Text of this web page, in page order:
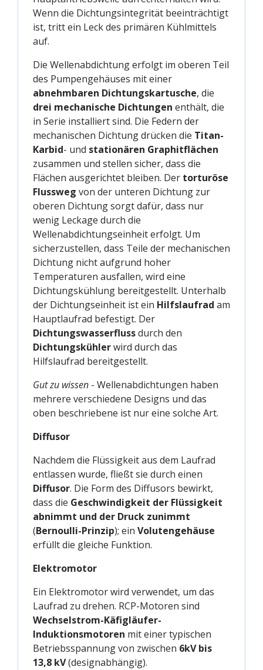
Wenn die Dichtungsintegrität beeinträchtigt
ist, tritt ein Leck des primären Kühlmittels
auf.
Die Wellenabdichtung erfolgt im oberen Teil
des Pumpengehäuses mit einer
abnehmbaren Dichtungskartusche, die
drei mechanische Dichtungen enthält, die
in Serie installiert sind. Die Federn der
mechanischen Dichtung drücken die Titan-
Karbid- und stationären Graphitflächen
zusammen und stellen sicher, dass die
Flächen ausgerichtet bleiben. Der torturöse
Flussweg von der unteren Dichtung zur
oberen Dichtung sorgt dafür, dass nur
wenig Leckage durch die
Wellenabdichtungseinheit erfolgt. Um
sicherzustellen, dass Teile der mechanischen
Dichtung nicht aufgrund hoher
Temperaturen ausfallen, wird eine
Dichtungskühlung bereitgestellt. Unterhalb
der Dichtungseinheit ist ein Hilfslaufrad am
Hauptlaufrad befestigt. Der
Dichtungswasserflussdurch den
Dichtungskühlerwird durch das
Hilfslaufrad bereitgestellt.
Gut zu wissen - Wellenabdichtungen haben
mehrere verschiedene Designs und das
oben beschriebene ist nur eine solche Art.
Diffusor
Nachdem die Flüssigkeit aus dem Laufrad
entlassen wurde, fließt sie durch einen
Diffusor. Die Form des Diffusors bewirkt,
dass die Geschwindigkeit der Flüssigkeit
abnimmt und der Druck zunimmt
(Bernoulli-Prinzip); ein Volutengehäuse
erfüllt die gleiche Funktion.
Elektromotor
Ein Elektromotor wird verwendet, um das
Laufrad zu drehen. RCP-Motoren sind
Wechselstrom-Käfigläufer-
Induktionsmotoren mit einer typischen
Betriebsspannung von zwischen 6kV bis
13,8 kV(designabhängig).